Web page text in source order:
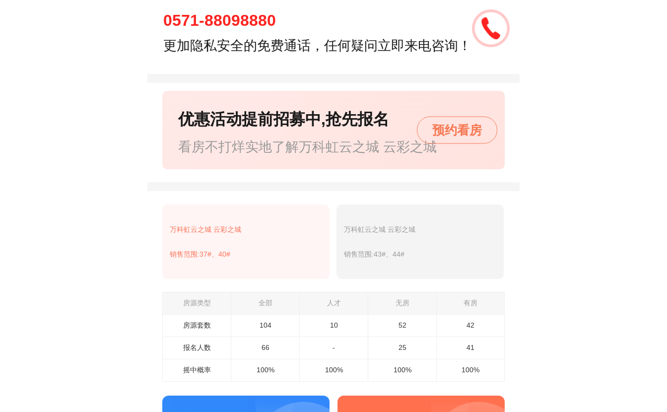
0571-88098880
更加隐私安全的免费通话，任何疑问立即来电咨询！
看房不打烊实地了解万科虹云之城 云彩之城
优惠活动提前招募中,抢先报名
预约看房
万科虹云之城 云彩之城
销售范围:37#、40#
万科虹云之城 云彩之城
销售范围:43#、44#
房源类型 全部 人才 无房 有房
房源套数 104 10 52 42
报名 人数 66 - 25 41
摇中概率 100% 100% 100% 100%